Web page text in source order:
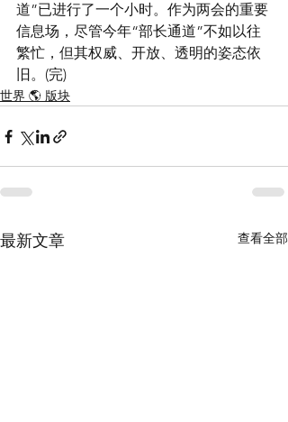
道”已进行了一个小时。作为两会的重要
信息场，尽管今年“部长通道”不如以往
繁忙，但其权威、开放、透明的姿态依
旧。(完)
世界 🌎 版块
最新文章 查看全部